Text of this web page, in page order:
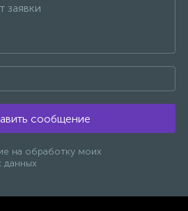
сообщение
на обработку моих
данных